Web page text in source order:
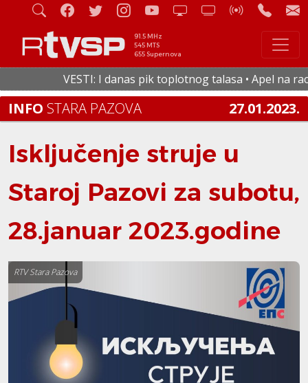
91.5 MHz
545 MTS
655 Supernova
VESTI: I danas pik toplotnog talasa • Apel na
INFO STARA PAZOVA 27.01.2023.
Isključenje struje u
Staroj Pazovi za subotu,
28.januar 2023.godine
RTV Stara Pazova